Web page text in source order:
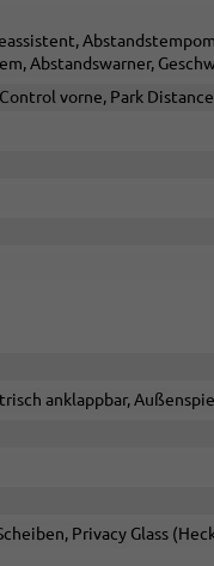
Abstandswarner,
vorne, Park
anklappbar,
Privacy Glass